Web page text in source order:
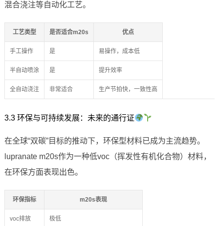
混合浇注等自动化工艺。
工艺类型 是否适合m20s 优点
手工操作 是 易操作，成本低
半自动喷涂 是 提升效率
全自动浇注 非常适合 生产节拍快，一致性高
3.3 环保与可持续发展：未来的通行证
在全球“双碳”目标的推动下，环保型材料已成为主流趋势。
lupranate m20s作为一种低voc（挥发性有机化合物）材料，
在环保方面表现出色。
环保指标 m20s表现
voc排放 极低